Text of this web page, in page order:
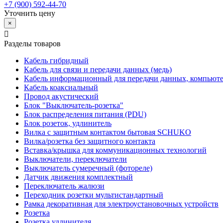
+7 (900) 592-44-70
Уточнить цену
×
Разделы товаров
Кабель гибридный
Кабель для связи и передачи данных (медь)
Кабель информационный для передачи данных,
Кабель коаксиальный
Провод акустический
Блок "Выключатель-розетка"
Блок распределения питания (PDU)
Блок розеток, удлинитель
Вилка с защитным контактом бытовая SCHUKO
Вилка/розетка без защитного контакта
Вставка/крышка для коммуникационных технологий
Выключатели, переключатели
Выключатель сумеречный (фотореле)
Датчик движения комплектный
Переключатель жалюзи
Переходник розетки мультистандартный
Рамка декоративная для электроустановочных устройств
Розетка